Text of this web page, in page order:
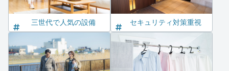
三世代で人気の設備 セキュリティ対策重視